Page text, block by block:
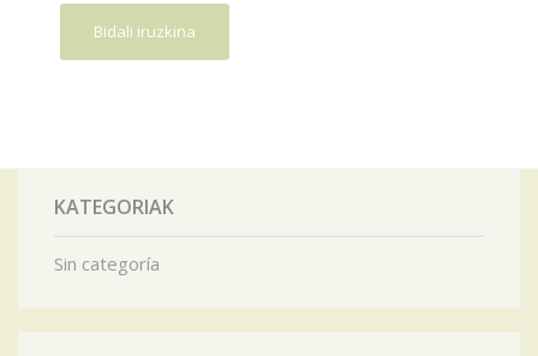
KATEGORIAK
Sin categoría